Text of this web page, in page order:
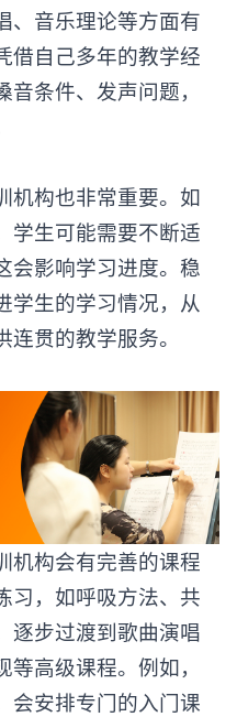
、音乐理论等方面有
借自己多年的教学经
条件、发声问题，
构也非常重要。如
学生可能需要不断适
会影响学习进度。稳
学生的学习情况，从
贯的教学服务。
机构会有完善的课程
习，如呼吸方法、共
逐步过渡到歌曲演唱
高级课程。例如，
会安排专门的入门课